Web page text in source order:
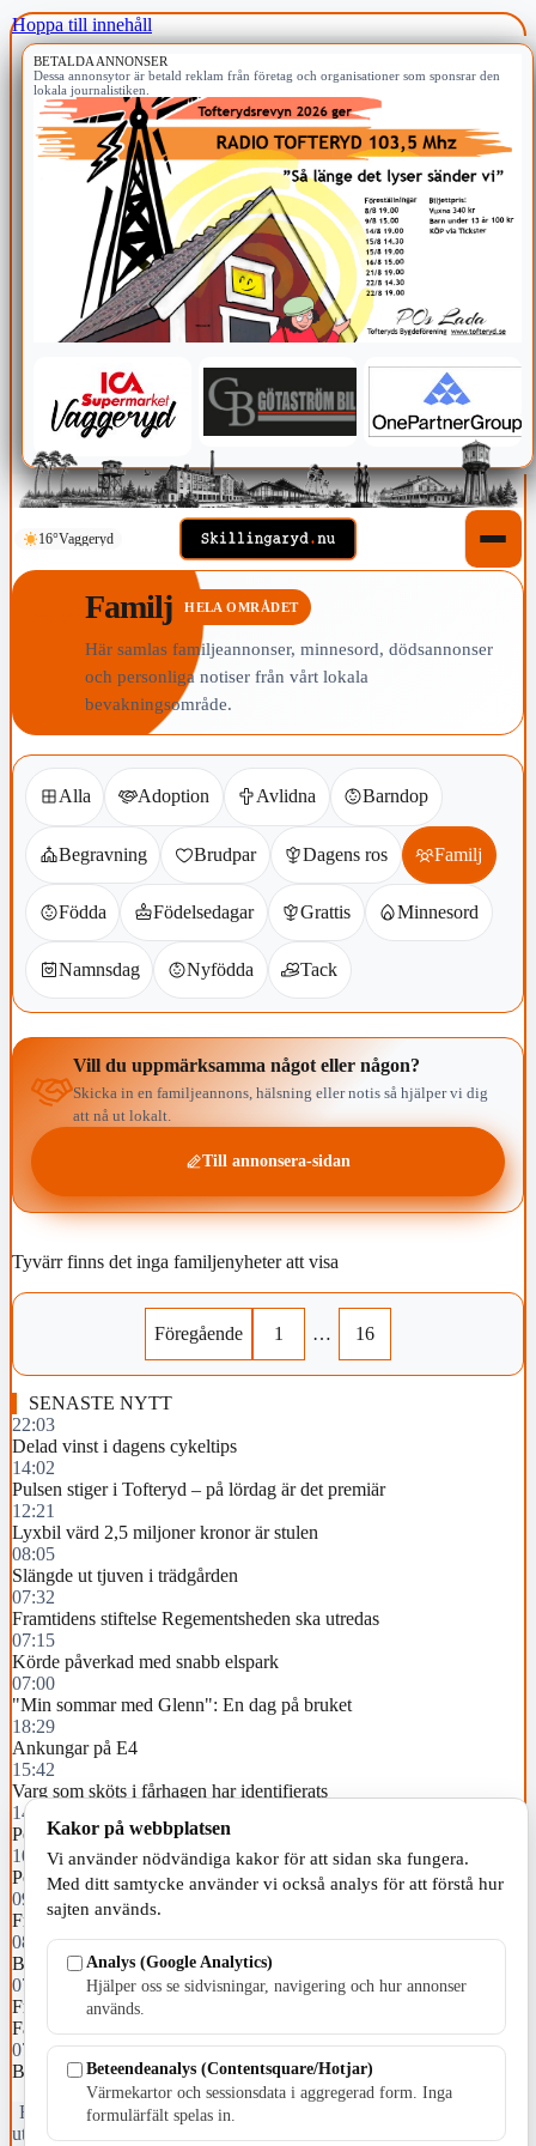
Hoppa till innehåll
BETALDA ANNONSER
Dessa annonsytor är betald reklam från företag och organisationer som sponsrar den
lokala journalistiken.
16°Vaggeryd
Familj HELA OMRÅDET
Här samlas familjeannonser, minnesord, dödsannonser
och personliga notiser från vårt lokala
bevakningsområde.
Alla Adoption Avlidna Barndop
Begravning Brudpar Dagens ros Familj
Födda Födelsedagar Grattis Minnesord
Namnsdag Nyfödda Tack
Vill du uppmärksamma något eller någon?
Skicka in en familjeannons, hälsning eller notis så hjälper vi dig
att nå ut lokalt.
Till annonsera-sidan
Tyvärr finns det inga familjenyheter att visa
Föregående 1 … 16
SENASTE NYTT
22:03
Delad vinst i dagens cykeltips
14:02
Pulsen stiger i Tofteryd – på lördag är det premiär
12:21
Lyxbil värd 2,5 miljoner kronor är stulen
08:05
Slängde ut tjuven i trädgården
07:32
Framtidens stiftelse Regementsheden ska utredas
07:15
Körde påverkad med snabb elspark
07:00
"Min sommar med Glenn": En dag på bruket
18:29
Ankungar på E4
15:42
Varg som sköts i fårhagen har identifierats
14:02
Person försvunnen vid sjön Fängen – avliden
10:28
Populär skidcharter utökar från Jönköping Airport
09:20
Frontalkrock mellan lastbil och personbil
08:00
Brukare bestals på guldringar
07:50
Frälsningsarmén inbjuder till ett omväxlande augustiprogram på
Fåglabäck
07:42
Brand i lägenhet i Huskvarna
Fristående webbtidningsföretag grundat 1991 som sedan 2002 ger
ut tidningen Skillingaryd.nu och 2010 lanserades Värnamo.nu. Från
Kakor på webbplatsen
Vi använder nödvändiga kakor för att sidan ska fungera.
Med ditt samtycke använder vi också analys för att förstå hur
sajten används.
Analys (Google Analytics)
Hjälper oss se sidvisningar, navigering och hur annonser
används.
Beteendeanalys (Contentsquare/Hotjar)
Värmekartor och sessionsdata i aggregerad form. Inga
formulärfält spelas in.